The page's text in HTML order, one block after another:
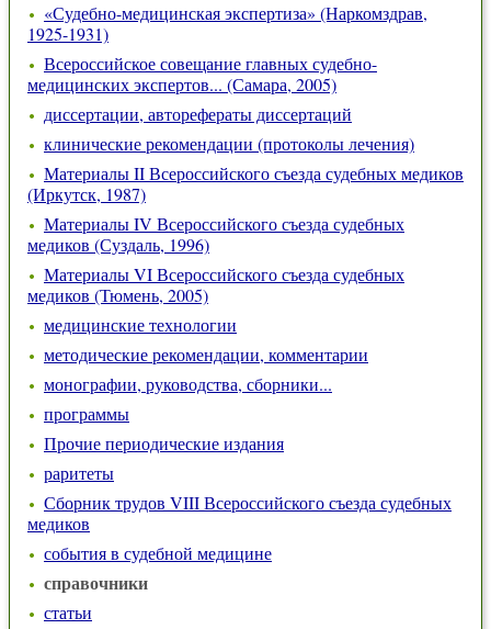
«Судебно-медицинская экспертиза» (Наркомздрав,
1925-1931)
Всероссийское совещание главных судебно-
медицинских экспертов... (Самара, 2005)
диссертации, авторефераты диссертаций
клинические рекомендации (протоколы лечения)
Материалы II Всероссийского съезда судебных медиков
(Иркутск, 1987)
Материалы IV Всероссийского съезда судебных
медиков (Суздаль, 1996)
Материалы VI Всероссийского съезда судебных
медиков (Тюмень, 2005)
медицинские технологии
методические рекомендации, комментарии
монографии, руководства, сборники...
программы
Прочие периодические издания
раритеты
Сборник трудов VIII Всероссийского съезда судебных
медиков
события в судебной медицине
справочники
статьи